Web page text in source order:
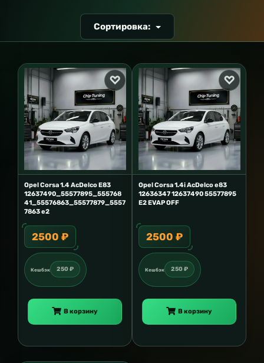
Сортировка:
Opel Corsa 1.4 AcDelco E83
12637490_55577895_555768
41_55576863_55577879_5557
7863 e2
2500 ₽
Кешбэк 250 ₽
В корзину
Opel Corsa 1.4i AcDelco e83
12636347 12637490 55577895
E2 EVAP OFF
2500 ₽
Кешбэк 250 ₽
В корзину